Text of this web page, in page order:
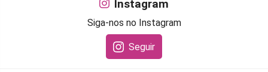
Instagram
Siga-nos no Instagram
Seguir